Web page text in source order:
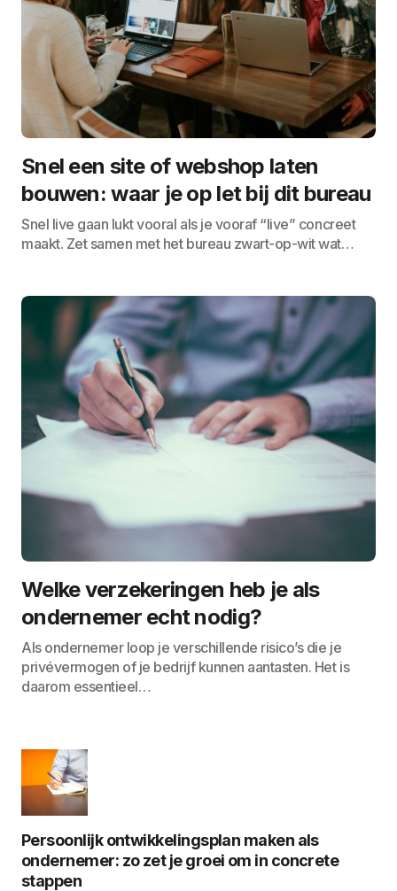
Snel een site of webshop laten
bouwen: waar je op let bij dit bureau
Snel live gaan lukt vooral als je vooraf “live” concreet
maakt. Zet samen met het bureau zwart-op-wit wat…
Welke verzekeringen heb je als
ondernemer echt nodig?
Als ondernemer loop je verschillende risico’s die je
privévermogen of je bedrijf kunnen aantasten. Het is
daarom essentieel…
Persoonlijk ontwikkelingsplan maken als
ondernemer: zo zet je groei om in concrete
stappen